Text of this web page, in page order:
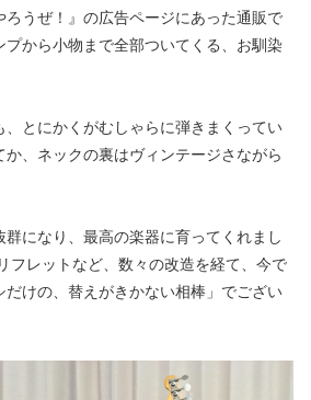
ろうぜ！』の広告ページにあった通販で
プから小物まで全部ついてくる、お馴染
、とにかくがむしゃらに弾きまくってい
か、ネックの裏はヴィンテージさながら
になり、最高の楽器に育ってくれまし
フレットなど、数々の改造を経て、今で
だけの、替えがきかない相棒」でござい